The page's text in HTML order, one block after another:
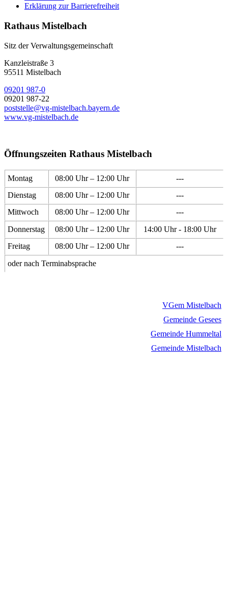
Erklärung zur Barrierefreiheit
Rathaus Mistelbach
Sitz der Verwaltungsgemeinschaft
Kanzleistraße 3
95511 Mistelbach
09201 987-0
09201 987-22
poststelle@vg-mistelbach.bayern.de
www.vg-mistelbach.de
Öffnungszeiten Rathaus Mistelbach
Montag 08:00 Uhr – 12:00 Uhr
---
Dienstag
08:00 Uhr – 12:00 Uhr
---
Mittwoch
08:00 Uhr – 12:00 Uhr
---
Donnerstag
08:00 Uhr – 12:00 Uhr
14:00 Uhr - 18:00 Uhr
Freitag
08:00 Uhr – 12:00 Uhr
---
oder nach Terminabsprache
VGem Mistelbach
Gemeinde Gesees
Gemeinde Hummeltal
Gemeinde Mistelbach